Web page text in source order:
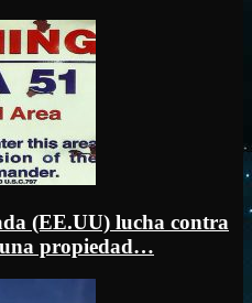
(EE.UU) lucha contra
propiedad…